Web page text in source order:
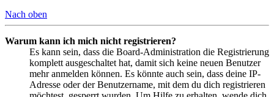
Nach oben
Warum kann ich mich nicht registrieren?
Es kann sein, dass die Board-Administration die Registrierung
komplett ausgeschaltet hat, damit sich keine neuen Benutzer
mehr anmelden können. Es könnte auch sein, dass deine IP-
Adresse oder der Benutzername, mit dem du dich registrieren